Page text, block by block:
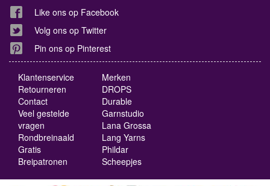
Like ons op Facebook
Volg ons op Twitter
Pin ons op Pinterest
Klantenservice
Retourneren
Contact
Veel gestelde
vragen
Rondbreinaald
Gratis
Breipatronen
Merken
DROPS
Durable
Garnstudio
Lana Grossa
Lang Yarns
Phildar
Scheepjes